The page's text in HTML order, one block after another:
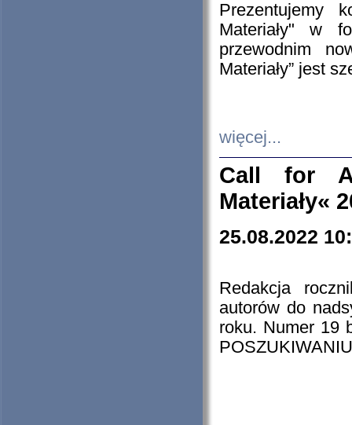
Prezentujemy
Materiały" w
przewodnim
Materiały” jest
więcej...
Call for
Materiały«
25.08.2022
Redakcja
autorów do
roku. Numer 19